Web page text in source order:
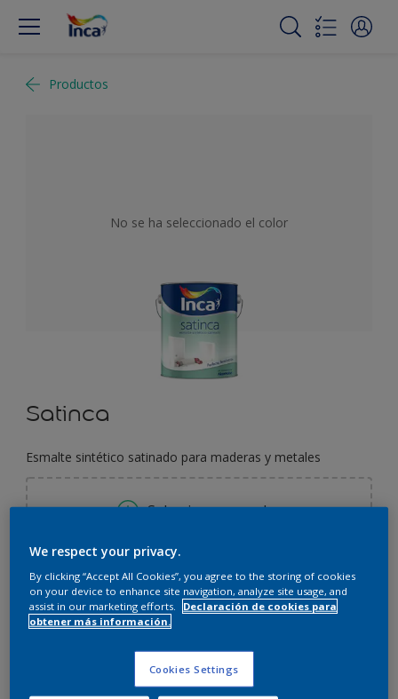
Productos
No se ha seleccionado el color
Satinca
Esmalte sintético satinado para maderas y metales
Seleccionar un color
250 ML
250 ML
We respect your privacy.
By clicking “Accept All Cookies”, you agree to the storing of cookies
on your device to enhance site navigation, analyze site usage, and
assist in our marketing efforts.
Declaración de cookies para
obtener más información.
Cookies Settings